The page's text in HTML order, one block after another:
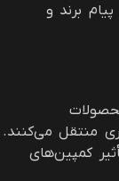
برند و
منتقل می‌کنند.
کمپین‌های